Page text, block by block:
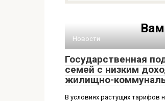
Новости
Государственная
семей с низким
жилищно-
В условиях растущих тарифов